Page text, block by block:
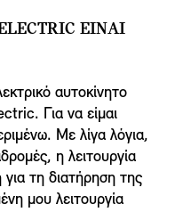
ΕΊΝΑΙ
αυτοκίνητο
Για να είμαι
Με λίγα λόγια,
η λειτουργία
για τη διατήρηση της
μου λειτουργία